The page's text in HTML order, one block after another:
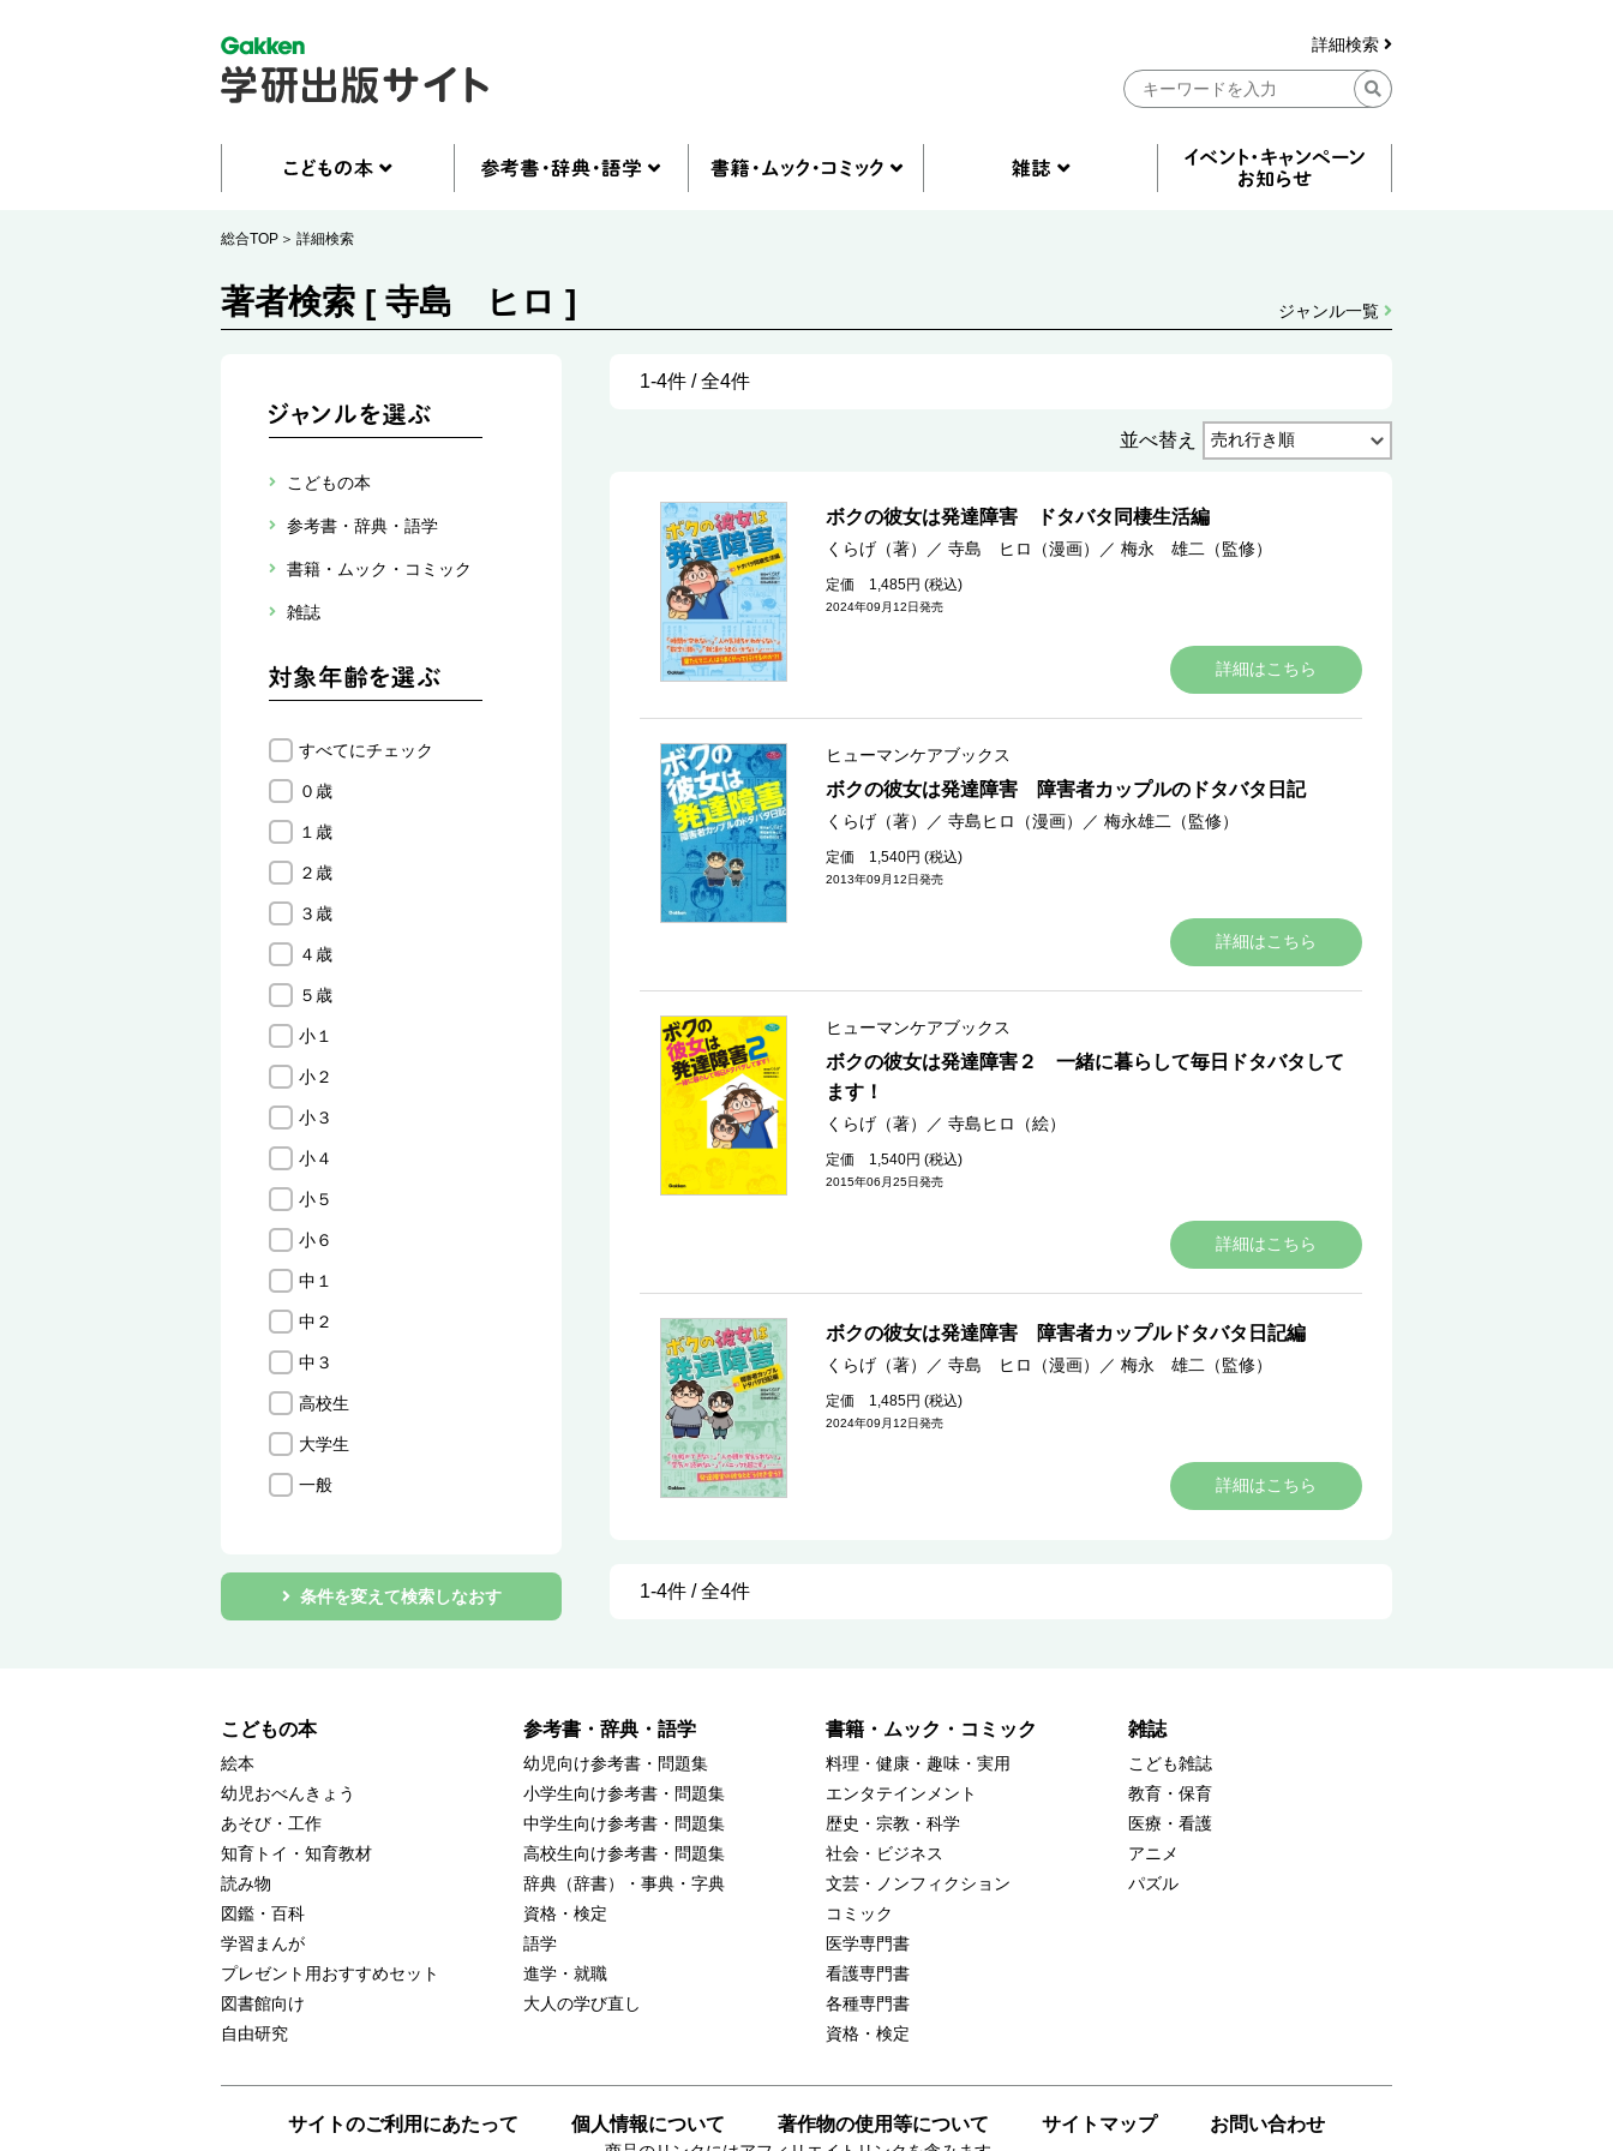
詳細検索
総合TOP 詳細検索
著者検索 [ 寺島 ヒロ ] ジャンル一覧
こどもの本
参考書・辞典・語学
書籍・ムック・コミック
雑誌
すべてにチェック
０歳
１歳
２歳
３歳
４歳
５歳
小１
小２
小３
小４
小５
小６
中１
中２
中３
高校生
大学生
一般
条件を変えて検索しなおす
1-4件 / 全4件
並べ替え
ボクの彼女は発達障害 ドタバタ同棲生活編
くらげ（著） ／ 寺島 ヒロ（漫画） ／ 梅永 雄二（監修）
定価 1,485円 (税込)
2024年09月12日発売
詳細はこちら
ヒューマンケアブックス
ボクの彼女は発達障害 障害者カップルのドタバタ日記
くらげ（著） ／ 寺島ヒロ（漫画） ／ 梅永雄二（監修）
定価 1,540円 (税込)
2013年09月12日発売
詳細はこちら
ヒューマンケアブックス
ボクの彼女は発達障害２ 一緒に暮らして毎日ドタバタして
ます！
くらげ（著） ／ 寺島ヒロ（絵）
定価 1,540円 (税込)
2015年06月25日発売
詳細はこちら
ボクの彼女は発達障害 障害者カップルドタバタ日記編
くらげ（著） ／ 寺島 ヒロ（漫画） ／ 梅永 雄二（監修）
定価 1,485円 (税込)
2024年09月12日発売
詳細はこちら
1-4件 / 全4件
こどもの本
絵本
幼児おべんきょう
あそび・工作
知育トイ・知育教材
読み物
図鑑・百科
学習まんが
プレゼント用おすすめセット
図書館向け
自由研究
参考書・辞典・語学
幼児向け参考書・問題集
小学生向け参考書・問題集
中学生向け参考書・問題集
高校生向け参考書・問題集
辞典（辞書）・事典・字典
資格・検定
語学
進学・就職
大人の学び直し
書籍・ムック・コミック
料理・健康・趣味・実用
エンタテインメント
歴史・宗教・科学
社会・ビジネス
文芸・ノンフィクション
コミック
医学専門書
看護専門書
各種専門書
資格・検定
雑誌
こども雑誌
教育・保育
医療・看護
アニメ
パズル
サイトのご利用にあたって 個人情報について 著作物の使用等について サイトマップ お問い合わせ